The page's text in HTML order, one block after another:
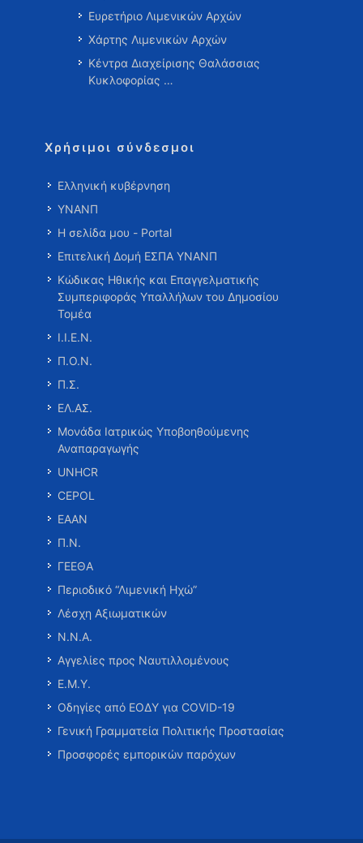
Ευρετήριο Λιμενικών Αρχών
Χάρτης Λιμενικών Αρχών
Κέντρα Διαχείρισης Θαλάσσιας
Κυκλοφορίας …
Χρήσιμοι σύνδεσμοι
Ελληνική κυβέρνηση
ΥΝΑΝΠ
Η σελίδα μου - Portal
Επιτελική Δομή ΕΣΠΑ ΥΝΑΝΠ
Κώδικας Ηθικής και Επαγγελματικής
Συμπεριφοράς Υπαλλήλων του Δημοσίου
Τομέα
Ι.Ι.Ε.Ν.
Π.Ο.Ν.
Π.Σ.
ΕΛ.ΑΣ.
Μονάδα Ιατρικώς Υποβοηθούμενης
Αναπαραγωγής
UNHCR
CEPOL
ΕΑΑΝ
Π.Ν.
ΓΕΕΘΑ
Περιοδικό “Λιμενική Ηχώ”
Λέσχη Αξιωματικών
Ν.Ν.Α.
Αγγελίες προς Ναυτιλλομένους
Ε.Μ.Υ.
Οδηγίες από ΕΟΔΥ για COVID-19
Γενική Γραμματεία Πολιτικής Προστασίας
Προσφορές εμπορικών παρόχων